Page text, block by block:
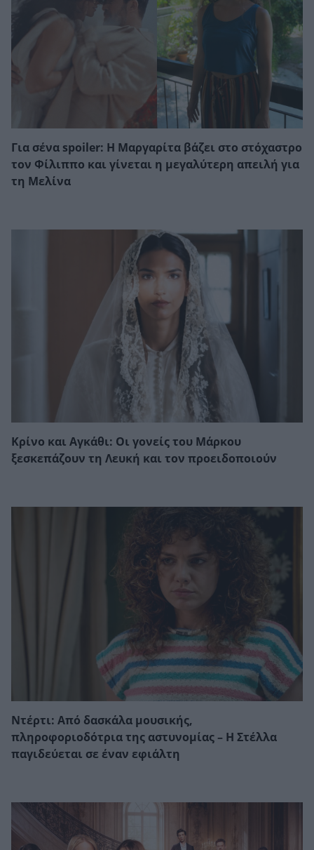
Για σένα spoiler: Η Μαργαρίτα βάζει στο στόχαστρο
τον Φίλιππο και γίνεται η μεγαλύτερη απειλή για
τη Μελίνα
Κρίνο και Αγκάθι: Οι γονείς του Μάρκου
ξεσκεπάζουν τη Λευκή και τον προειδοποιούν
Ντέρτι: Από δασκάλα μουσικής,
πληροφοριοδότρια της αστυνομίας – Η Στέλλα
παγιδεύεται σε έναν εφιάλτη